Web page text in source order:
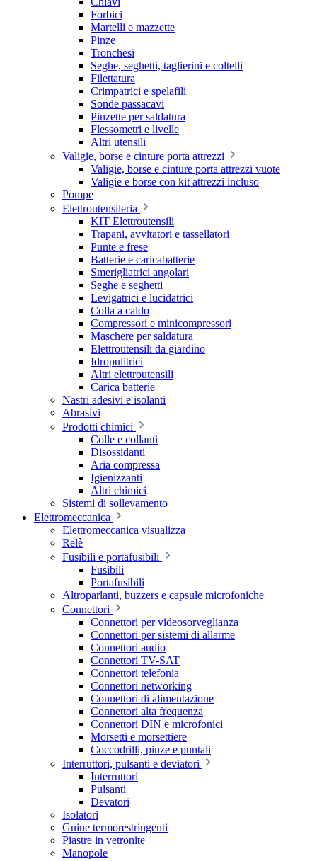
Forbici
Martelli e mazzette
Pinze
Tronchesi
Seghe, seghetti, taglierini e coltelli
Filettatura
Crimpatrici e spelafili
Sonde passacavi
Pinzette per saldatura
Flessometri e livelle
Altri utensili
Valigie, borse e cinture porta attrezzi
Valigie, borse e cinture porta attrezzi vuote
Valigie e borse con kit attrezzi incluso
Pompe
Elettroutensileria
KIT Elettroutensili
Trapani, avvitatori e tassellatori
Punte e frese
Batterie e caricabatterie
Smerigliatrici angolari
Seghe e seghetti
Levigatrici e lucidatrici
Colla a caldo
Compressori e minicompressori
Maschere per saldatura
Elettroutensili da giardino
Idropulitrici
Altri elettroutensili
Carica batterie
Nastri adesivi e isolanti
Abrasivi
Prodotti chimici
Colle e collanti
Disossidanti
Aria compressa
Igienizzanti
Altri chimici
Sistemi di sollevamento
Elettromeccanica
Elettromeccanica visualizza
Relè
Fusibili e portafusibili
Fusibili
Portafusibili
Altroparlanti, buzzers e capsule microfoniche
Connettori
Connettori per videosorveglianza
Connettori per sistemi di allarme
Connettori audio
Connettori TV-SAT
Connettori telefonia
Connettori networking
Connettori di alimentazione
Connettori alta frequenza
Connettori DIN e microfonici
Morsetti e morsettiere
Coccodrilli, pinze e puntali
Interruttori, pulsanti e deviatori
Interruttori
Pulsanti
Devatori
Isolatori
Guine termorestringenti
Piastre in vetronite
Manopole